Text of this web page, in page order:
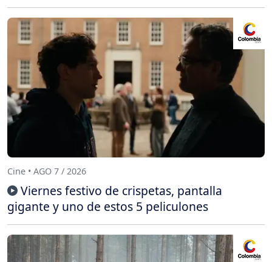
Cine • AGO 7 / 2026
Viernes festivo de crispetas, pantalla
gigante y uno de estos 5 peliculones